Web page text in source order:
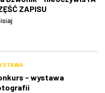
ZAPISU
- wystawa